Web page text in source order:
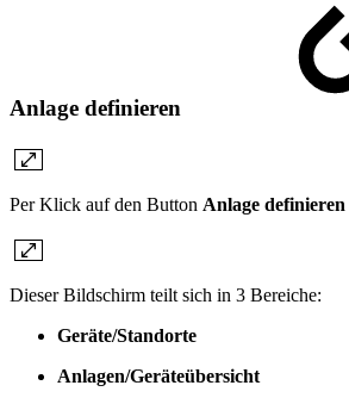
Anlage definieren
Per Klick auf den Button Anlage definieren
Dieser Bildschirm teilt sich in 3 Bereiche:
Geräte/Standorte
Anlagen/Geräteübersicht